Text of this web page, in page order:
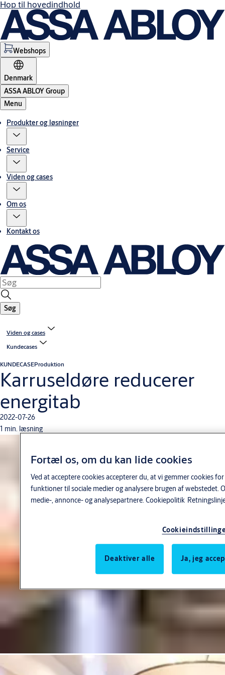
Hop til hovedindhold
Webshops
Denmark
ASSA ABLOY Group
Menu
Produkter og løsninger
Service
Viden og cases
Om os
Kontakt os
Søg
Viden og cases
Kundecases
KUNDECASEProduktion
Karruseldøre reducerer
energitab
2022-07-26
1 min. læsning
Fortæl os, om du kan lide cookies
Ved at acceptere cookies accepterer du, at vi gemmer cookies
funktioner til sociale medier og analysere brugen af webstedet.
medie-, annonce- og analysepartnere. Cookiepolitik
Deaktiver alle Ja, jeg